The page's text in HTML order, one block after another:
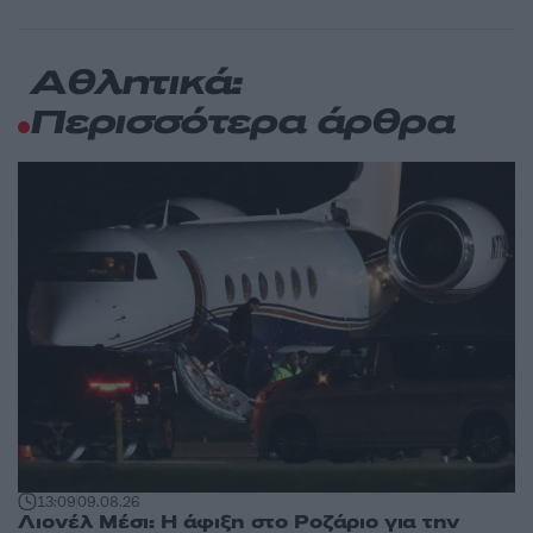
Αθλητικά:
Περισσότερα άρθρα
13:0909.08.26
Λιονέλ Μέσι: Η άφιξη στο Ροζάριο για την